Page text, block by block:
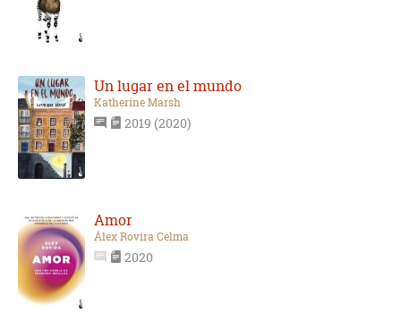
Un lugar en el mundo
Katherine Marsh
2019 (2020)
Amor
Álex Rovira Celma
2020